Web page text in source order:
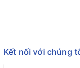
Kết nối với chúng